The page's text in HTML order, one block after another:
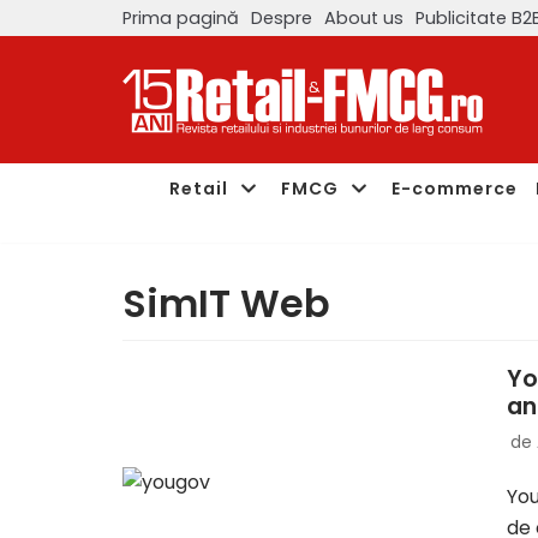
Prima pagină Despre About us Publicitate
Retail FMCG E-commerce
SimIT Web
de
de